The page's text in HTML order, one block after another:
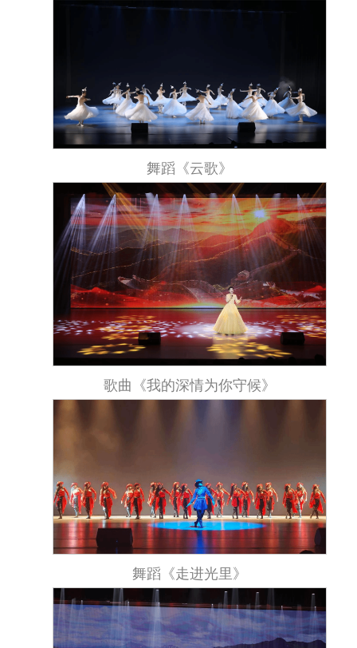
舞蹈《云歌》
歌曲《我的深情为你守候》
舞蹈《走进光里》